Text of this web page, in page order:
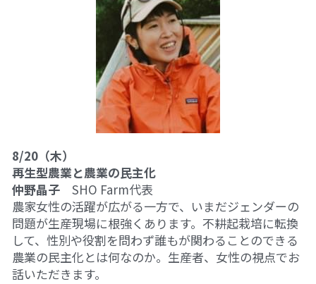
8/20（木）
再生型農業と農業の民主化
仲野晶子 SHO Farm代表
農家女性の活躍が広がる一方で、いまだジェンダーの
問題が生産現場に根強くあります。不耕起栽培に転換
して、性別や役割を問わず誰もが関わることのできる
農業の民主化とは何なのか。生産者、女性の視点でお
話いただきます。